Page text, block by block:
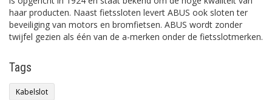
haar producten. Naast fietssloten levert ABUS ook sloten ter
beveiliging van motors en bromfietsen. ABUS wordt zonder
twijfel gezien als één van de a-merken onder de fietsslotmerken.
Tags
Kabelslot